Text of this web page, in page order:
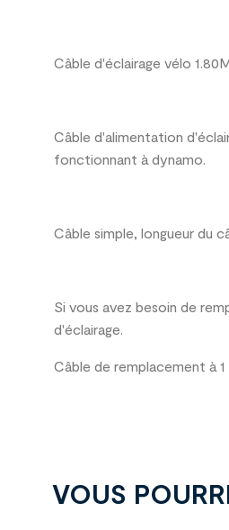
Câble d'éclairage vélo
Câble d'alimentation
fonctionnant à dynamo.
Câble simple, longueur du
Si vous avez besoin de
d'éclairage.
Câble de remplacement à 1
VOUS